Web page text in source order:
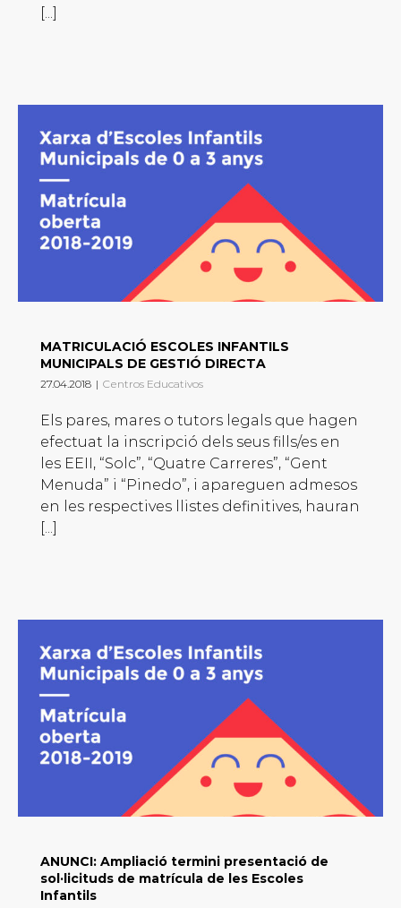
[...]
MATRICULACIÓ ESCOLES INFANTILS
MUNICIPALS DE GESTIÓ DIRECTA
27.04.2018 | Centros Educativos
Els pares, mares o tutors legals que hagen
efectuat la inscripció dels seus fills/es en
les EEII, “Solc”, “Quatre Carreres”, “Gent
Menuda” i “Pinedo”, i apareguen admesos
en les respectives llistes definitives, hauran
[...]
ANUNCI: Ampliació termini presentació de
sol·licituds de matrícula de les Escoles
Infantils